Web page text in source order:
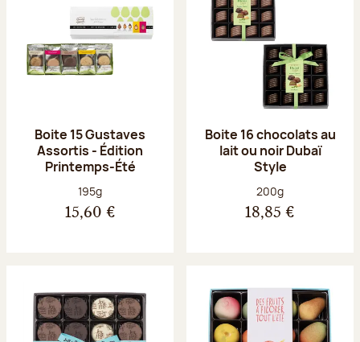
Boite 15 Gustaves
Assortis - Édition
Printemps-Été
Poids net :
195g
15,60 €
Boite 16 chocolats au
lait ou noir Dubaï
Style
Poids net :
200g
18,85 €